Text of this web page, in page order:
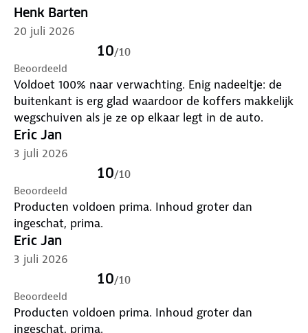
Henk Barten
20 juli 2026
10/10
Beoordeeld
Voldoet 100% naar verwachting. Enig nadeeltje: de
buitenkant is erg glad waardoor de koffers makkelijk
wegschuiven als je ze op elkaar legt in de auto.
Eric Jan
3 juli 2026
10/10
Beoordeeld
Producten voldoen prima. Inhoud groter dan
ingeschat, prima.
Eric Jan
3 juli 2026
10/10
Beoordeeld
Producten voldoen prima. Inhoud groter dan
ingeschat, prima.